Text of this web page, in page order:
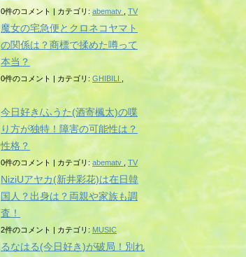
0件のコメント | カテゴリ: abematv TV
魔女の宅急便とクロネコヤマト
の関係は？商標で揉めた噂って
本当？
0件のコメント | カテゴリ: GHIBILI
今日好き/ふうた(酒寄楓太)の喋
り方が独特！障害の可能性は？
性格？
0件のコメント | カテゴリ:abematv TV
NiziUアヤカ(新井彩花)は在日韓
国人？出身は？両親や家族も調
査！
2件のコメント | カテゴリ: MUSIC
るなはる(今日好き)が破局！別れ